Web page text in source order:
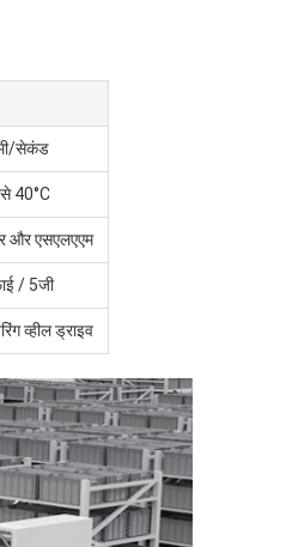
सेकंड
40°C
और एसएलएएम
/ 5जी
व्हील ड्राइव